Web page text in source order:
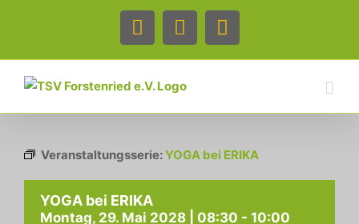
FacebookInstagram
Telefon
Veranstaltungsserie:YOGA bei ERIKA
YOGA bei ERIKA
Montag, 29. Mai 2028 | 08:30 - 10:00